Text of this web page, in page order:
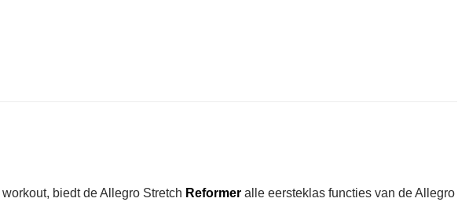
biedt de Allegro Stretch Reformer alle eersteklas functies van de Allegro